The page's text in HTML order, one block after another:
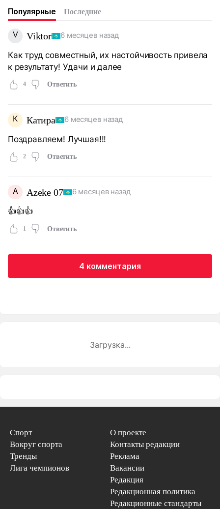
Популярные Последние
V Viktor 6 месяцев назад
Как труд совместный, их настойчивость привела
к результату! Удачи и далее
4 Ответить
К Катира 6 месяцев назад
Поздравляем! Лучшая!!!
2 Ответить
A Azeke 07 6 месяцев назад
👍👍👍
1 Ответить
4 комментария
Загрузка...
Спорт
Вокруг спорта
Тренды
Лига чемпионов
О проекте
Контакты редакции
Реклама
Вакансии
Редакция
Редакционная политика
Редакционные стандарты